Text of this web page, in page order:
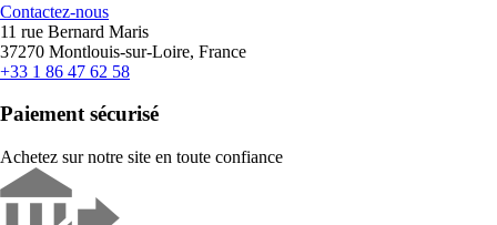
Contactez-nous
11 rue Bernard Maris
37270 Montlouis-sur-Loire, France
+33 1 86 47 62 58
Paiement sécurisé
Achetez sur notre site en toute confiance